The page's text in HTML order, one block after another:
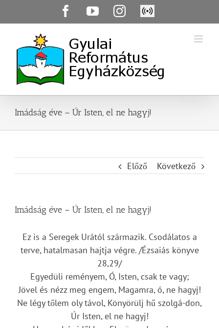
FacebookYouTubeInstagram
Élő
közvetítés
Imádság éve – Úr Isten, el ne hagyj!
Előző Következő
Imádság éve – Úr Isten, el ne hagyj!
Ez is a Seregek Urától származik. Csodálatos a
terve, hatalmasan hajtja végre. /Ézsaiás könyve
28,29/
Egyedüli reményem, Ó, Isten, csak te vagy;
Jövel és nézz meg engem, Magamra, ó, ne hagyj!
Ne légy tőlem oly távol, Könyörülj hű szolgá-don,
Úr Isten, el ne hagyj!